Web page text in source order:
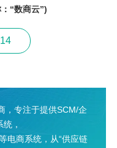
“数商云”)
14
，专注于提供SCM/企
，
电商系统，从“供应链